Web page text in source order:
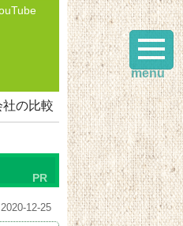
の比較
2020-12-25
menu